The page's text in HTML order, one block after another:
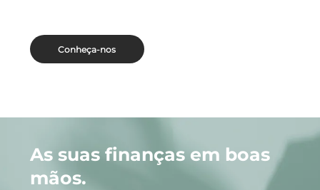
Conheça-nos
As suas finanças em boas
mãos.